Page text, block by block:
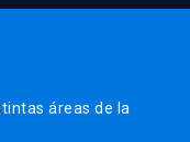
áreas de la